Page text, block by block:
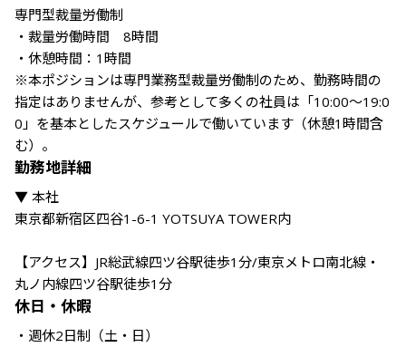
専門型裁量労働制
・裁量労働時間　8時間
・休憩時間：1時間
※本ポジションは専門業務型裁量労働制のため、勤務時間の
指定はありませんが、参考として多くの社員は「10:00〜19:0
0」を基本としたスケジュールで働いています（休憩1時間含
む）。
勤務地詳細
▼ 本社
東京都新宿区四谷1-6-1 YOTSUYA TOWER内
【アクセス】JR総武線四ツ谷駅徒歩1分/東京メトロ南北線・
丸ノ内線四ツ谷駅徒歩1分
休日・休暇
・週休2日制（土・日）